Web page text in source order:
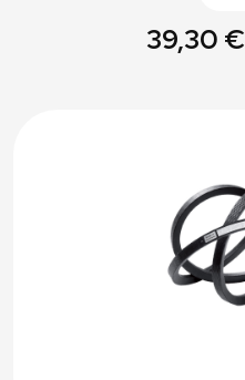
39,30 €